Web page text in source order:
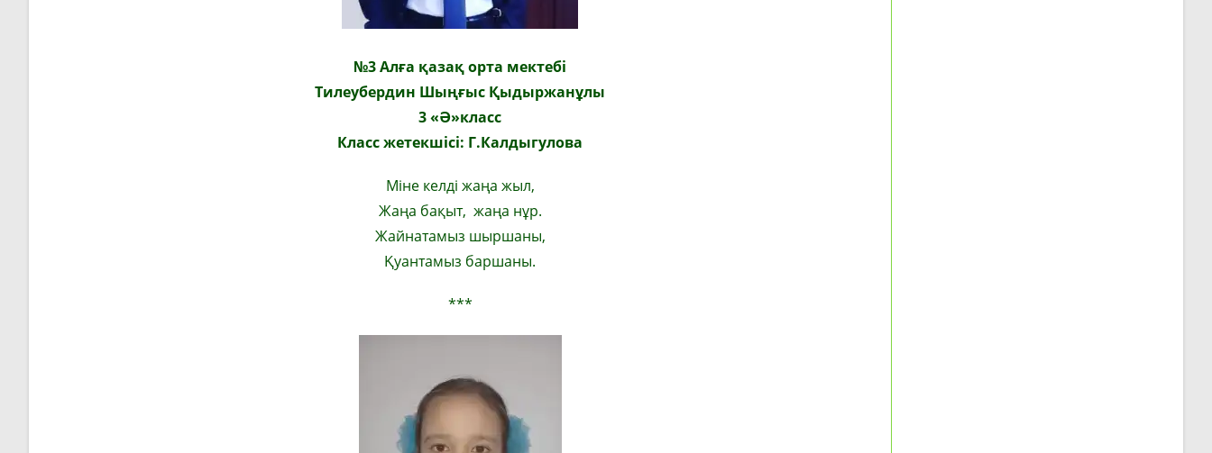
№3 Алға қазақ орта мектебі
Тилеубердин Шыңғыс Қыдыржанұлы
3«Ә»класс
Класс жетекшісі: Г.Калдыгулова
Міне келді жаңа жыл,
Жаңа бақыт, жаңа нұр.
Жайнатамыз шыршаны,
Қуантамыз баршаны.
***